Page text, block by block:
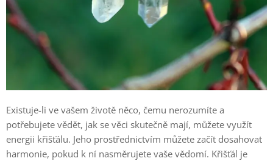
Existuje-li ve vašem životě něco, čemu nerozumíte a
potřebujete vědět, jak se věci skutečně mají, můžete využít
energii křišťálu. Jeho prostřednictvím můžete začít dosahovat
harmonie, pokud k ní nasměrujete vaše vědomí. Křišťál je